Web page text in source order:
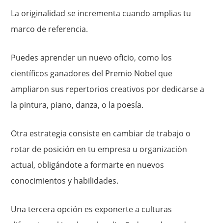
La originalidad se incrementa cuando amplias tu
marco de referencia.
Puedes aprender un nuevo oficio, como los
científicos ganadores del Premio Nobel que
ampliaron sus repertorios creativos por dedicarse a
la pintura, piano, danza, o la poesía.
Otra estrategia consiste en cambiar de trabajo o
rotar de posición en tu empresa u organización
actual, obligándote a formarte en nuevos
conocimientos y habilidades.
Una tercera opción es exponerte a culturas